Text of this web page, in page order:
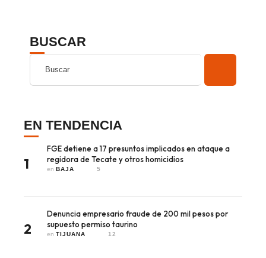
BUSCAR
EN TENDENCIA
1
FGE detiene a 17 presuntos implicados en ataque a
regidora de Tecate y otros homicidios
en BAJA 5
2
Denuncia empresario fraude de 200 mil pesos por
supuesto permiso taurino
en TIJUANA 12